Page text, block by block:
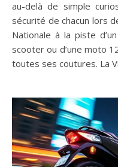
au-delà de simple
sécurité de chacun lors
Nationale à la piste
scooter ou d’une moto
toutes ses coutures. La